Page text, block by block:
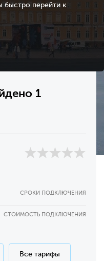
быстро перейти к
1
СРОКИ ПОДКЛЮЧЕНИЯ
СТОИМОСТЬ ПОДКЛЮЧЕНИЯ
Все тарифы